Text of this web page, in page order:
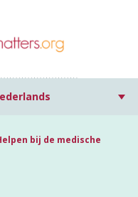
bij de medische